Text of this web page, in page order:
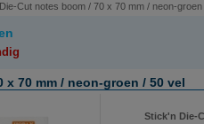
Cut notes boom / 70 x 70 mm / neon-
70 mm / neon-groen / 50 vel
Stick'n Die-